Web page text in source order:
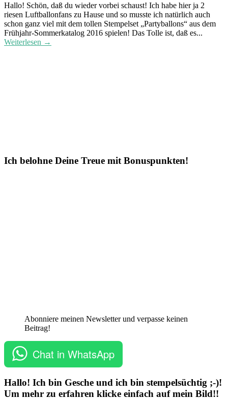
Hallo! Schön, daß du wieder vorbei schaust! Ich habe hier ja 2
riesen Luftballonfans zu Hause und so musste ich natürlich auch
schon ganz viel mit dem tollen Stempelset „Partyballons“ aus dem
Frühjahr-Sommerkatalog 2016 spielen! Das Tolle ist, daß es...
Weiterlesen →
Ich belohne Deine Treue mit Bonuspunkten!
Abonniere meinen Newsletter und verpasse keinen
Beitrag!
Chat in WhatsApp
Hallo! Ich bin Gesche und ich bin stempelsüchtig ;-)!
Um mehr zu erfahren klicke einfach auf mein Bild!!